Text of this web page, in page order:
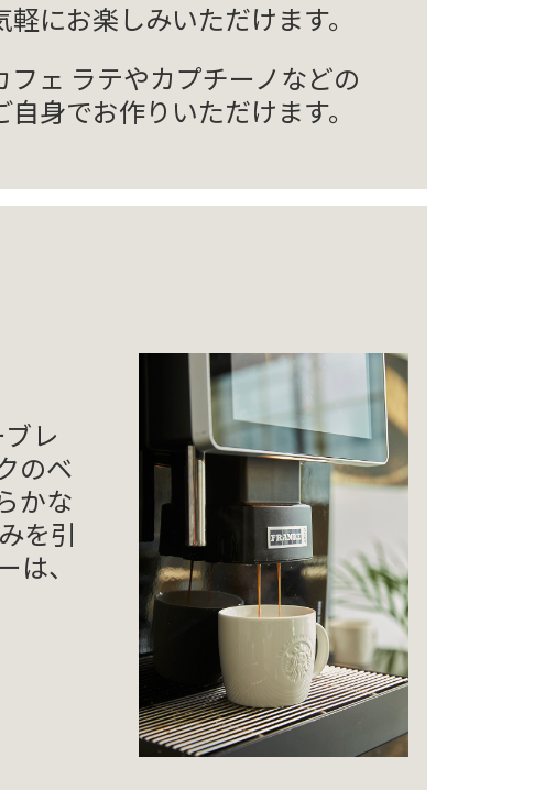
にお楽しみいただけます。
フェ ラテやカプチーノなどの
身でお作りいただけます。
レ
のベ
かな
を引
は、